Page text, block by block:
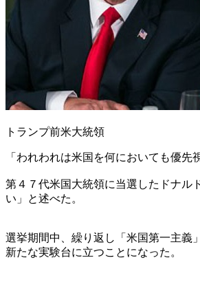
トランプ前米大統領
「われわれは米国を何においても優先
第４７代米国大統領に当選したドナル
い」と述べた。
選挙期間中、繰り返し「米国第一主義
新たな実験台に立つことになった。